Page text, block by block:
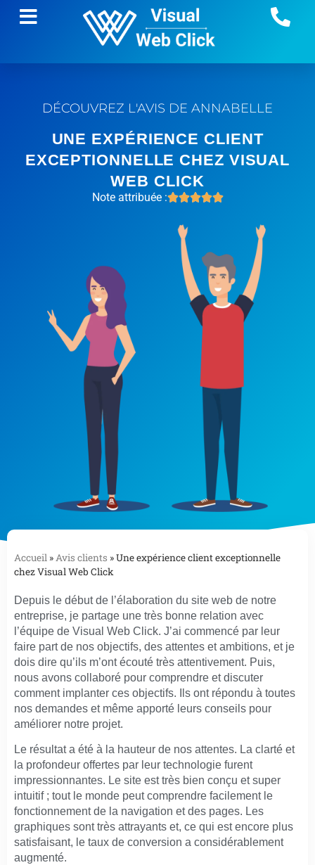
DÉCOUVREZ L'AVIS DE ANNABELLE
UNE EXPÉRIENCE CLIENT
EXCEPTIONNELLE CHEZ VISUAL
WEB CLICK
Note attribuée :
Accueil »Avis clients »Une expérience client exceptionnelle
chez Visual Web Click
Depuis le début de l’élaboration du site web de notre
entreprise, je partage une très bonne relation avec
l’équipe de Visual Web Click. J’ai commencé par leur
faire part de nos objectifs, des attentes et ambitions, et je
dois dire qu’ils m’ont écouté très attentivement. Puis,
nous avons collaboré pour comprendre et discuter
comment implanter ces objectifs. Ils ont répondu à toutes
nos demandes et même apporté leurs conseils pour
améliorer notre projet.
Le résultat a été à la hauteur de nos attentes. La clarté et
la profondeur offertes par leur technologie furent
impressionnantes. Le site est très bien conçu et super
intuitif ; tout le monde peut comprendre facilement le
fonctionnement de la navigation et des pages. Les
graphiques sont très attrayants et, ce qui est encore plus
satisfaisant, le taux de conversion a considérablement
augmenté.